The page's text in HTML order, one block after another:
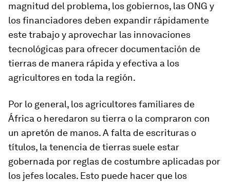
magnitud del problema, los gobiernos, las ONG y
los financiadores deben expandir rápidamente
este trabajo y aprovechar las innovaciones
tecnológicas para ofrecer documentación de
tierras de manera rápida y efectiva a los
agricultores en toda la región.
Por lo general, los agricultores familiares de
África o heredaron su tierra o la compraron con
un apretón de manos. A falta de escrituras o
títulos, la tenencia de tierras suele estar
gobernada por reglas de costumbre aplicadas por
los jefes locales. Esto puede hacer que los